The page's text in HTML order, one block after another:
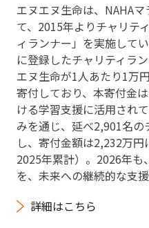
エヌエヌ生命は、NAHA
て、2015年よりチャリテ
ィランナー」を実施して
に登録したチャリティラ
エヌ生命が1人あたり1万
寄付しており、本寄付金
ける学習支援に活用され
みを通じ、延べ2,901名
し、寄付金額は2,232万
2025年累計）。2026年も
を、未来への継続的な支
詳細はこちら